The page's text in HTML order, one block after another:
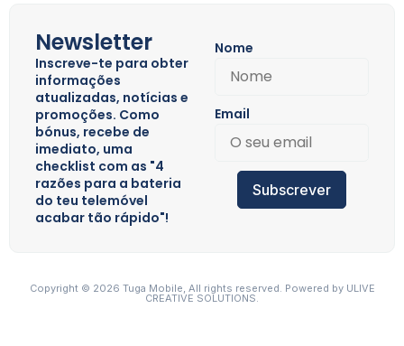
Newsletter
Inscreve-te para obter
informações
atualizadas, notícias e
promoções. Como
bónus, recebe de
imediato, uma
checklist com as "4
razões para a bateria
do teu telemóvel
acabar tão rápido"!
Nome
Email
Subscrever
Copyright © 2026 Tuga Mobile, All rights reserved. Powered by ULIVE
CREATIVE SOLUTIONS.